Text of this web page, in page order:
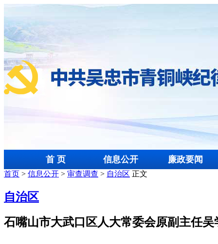
首 页 信息公开 廉政要闻
首页 > 信息公开 > 审查调查 > 自治区 正文
自治区
石嘴山市大武口区人大常委会原副主任